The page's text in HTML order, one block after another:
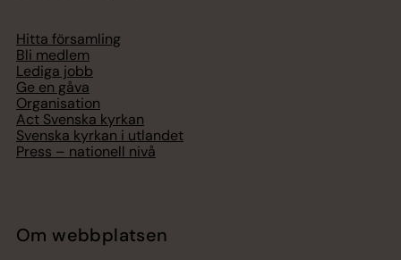
Hitta församling
Bli medlem
Lediga jobb
Ge en gåva
Organisation
Act Svenska kyrkan
Svenska kyrkan i utlandet
Press – nationell nivå
Om webbplatsen